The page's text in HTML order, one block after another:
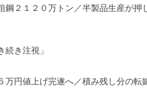
２１２０万トン／半製品生産が押
き注視」
円値上げ完遂へ／積み残し分の転